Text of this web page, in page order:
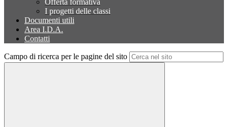
Offerta formativa
I progetti delle classi
Documenti utili
Area I.D.A.
Contatti
Campo di ricerca per le pagine del sito